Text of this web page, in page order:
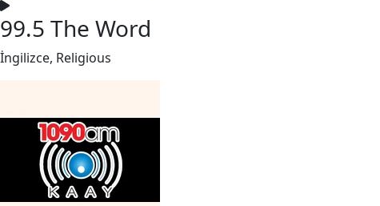
99.5 The Word
İngilizce, Religious